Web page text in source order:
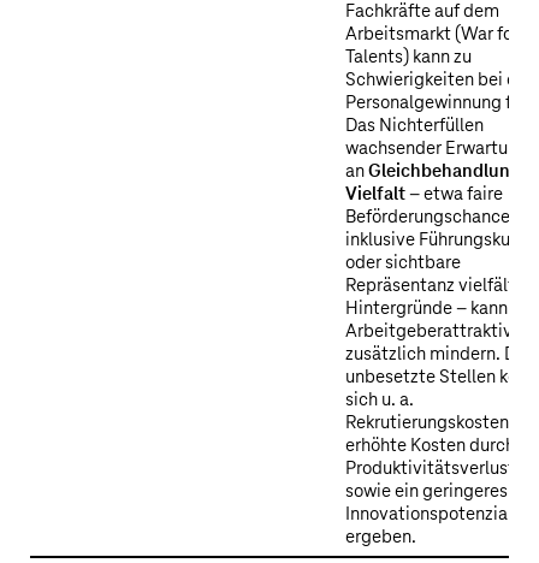
Fachkräfte auf dem
Arbeitsmarkt (War for
Talents) kann zu
Schwierigkeiten bei der
Personalgewinnung
Das Nichterfüllen
wachsender
anGleichbehandlung
Vielfalt– etwa faire
Beförderungschancen,
inklusive Führungskultur
oder sichtbare
Repräsentanz
Hintergründe – kann die
zusätzlich mindern.
unbesetzte Stellen
sich u. a.
Rekrutierungskosten,
erhöhte Kosten durch
Produktivitätsverluste
sowie ein geringeres
Innovationspotenzial
ergeben.